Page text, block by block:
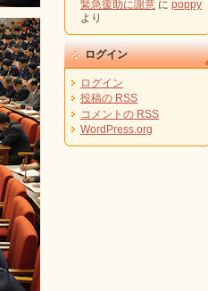
緊急援助に謝意 に poppy
より
ログイン
ログイン
投稿の RSS
コメントの RSS
WordPress.org